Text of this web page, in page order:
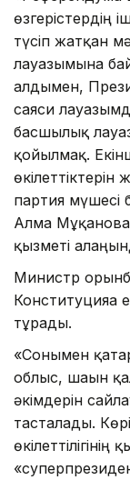
өзгерістердің
түсіп жатқан
лауазымына
алдымен,
саяси
басшылық
қойылмақ.
партия
Алма
қызметі
Министр
Конституцияға
тұрады.
«Сонымен
облыс, шағын
әкімдерін
тасталады.